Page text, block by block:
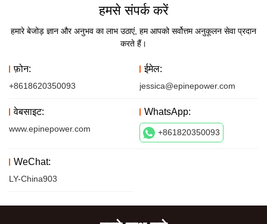
हमसे संपर्क करें
हमारे बेजोड़ ज्ञान और अनुभव का लाभ उठाएं, हम आपको सर्वोत्तम अनुकूलन सेवा प्रदान
करते हैं।
फ़ोन:
+8618620350093
ईमेल:
jessica@epinepower.com
वेबसाइट:
www.epinepower.com
WhatsApp:
+861820350093
WeChat:
LY-China903